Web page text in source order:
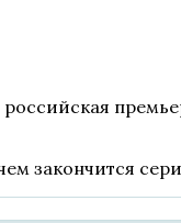
закончится